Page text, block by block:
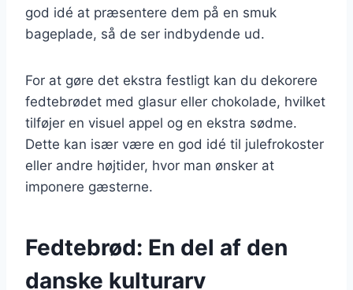
god idé at præsentere dem på en smuk
bageplade, så de ser indbydende ud.
For at gøre det ekstra festligt kan du dekorere
fedtebrødet med glasur eller chokolade, hvilket
tilføjer en visuel appel og en ekstra sødme.
Dette kan især være en god idé til julefrokoster
eller andre højtider, hvor man ønsker at
imponere gæsterne.
Fedtebrød: En del af den
danske kulturarv